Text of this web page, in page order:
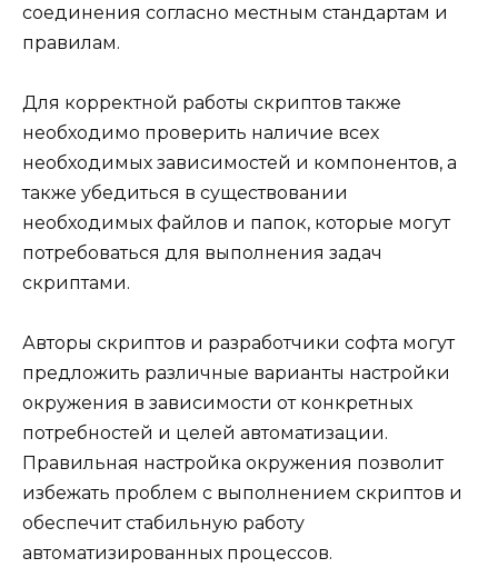
соединения согласно местным стандартам и
правилам.
Для корректной работы скриптов также
необходимо проверить наличие всех
необходимых зависимостей и компонентов, а
также убедиться в существовании
необходимых файлов и папок, которые могут
потребоваться для выполнения задач
скриптами.
Авторы скриптов и разработчики софта могут
предложить различные варианты настройки
окружения в зависимости от конкретных
потребностей и целей автоматизации.
Правильная настройка окружения позволит
избежать проблем с выполнением скриптов и
обеспечит стабильную работу
автоматизированных процессов.